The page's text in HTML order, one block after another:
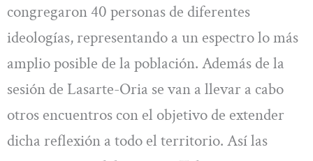
congregaron 40 personas de diferentes
ideologías, representando a un espectro lo más
amplio posible de la población. Además de la
sesión de Lasarte-Oria se van a llevar a cabo
otros encuentros con el objetivo de extender
dicha reflexión a todo el territorio. Así las